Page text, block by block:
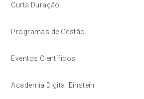
Curta Duração
Programas de Gestão
Eventos Científicos
Academia Digital Einstein